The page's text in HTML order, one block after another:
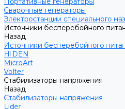
Сварочные генераторы
Электростанции специального
Источники бесперебойного
Назад
Источники бесперебойного
HIDEN
MicroArt
Volter
Стабилизаторы напряжения
Назад
Стабилизаторы напряжения
Lider